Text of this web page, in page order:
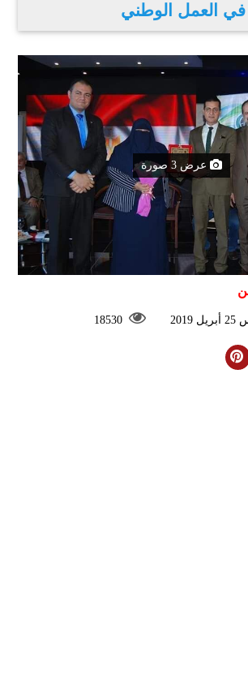
في العمل الوطني
عرض 3 صورة
18530